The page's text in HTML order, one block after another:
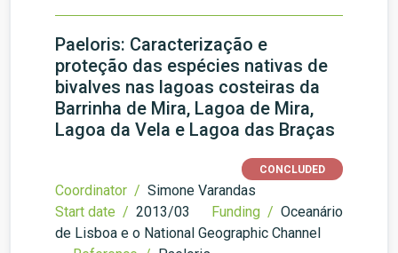
Paeloris: Caracterização e
proteção das espécies nativas de
bivalves nas lagoas costeiras da
Barrinha de Mira, Lagoa de Mira,
Lagoa da Vela e Lagoa das Braças
CONCLUDED
Coordinator / Simone Varandas
Start date / 2013/03 Funding / Oceanário
de Lisboa e o National Geographic Channel